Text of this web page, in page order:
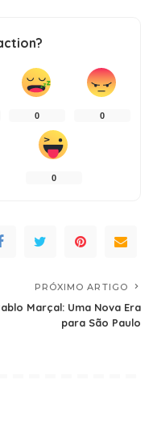
0 0
0
PRÓXIMO ARTIGO
Marçal: Uma Nova Era
para São Paulo